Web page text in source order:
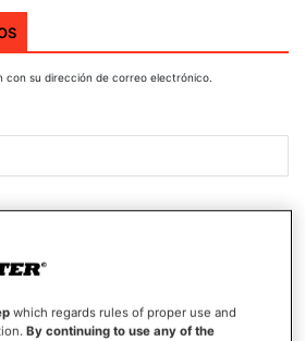
con su dirección de correo electrónico.
which regards rules of proper use and
By continuing to use any of the